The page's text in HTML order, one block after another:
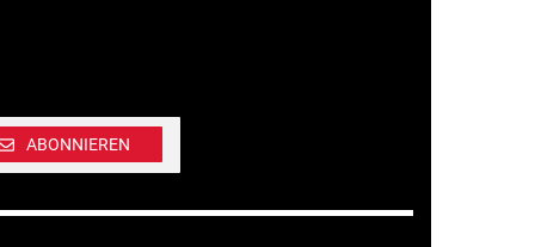
ABONNIEREN